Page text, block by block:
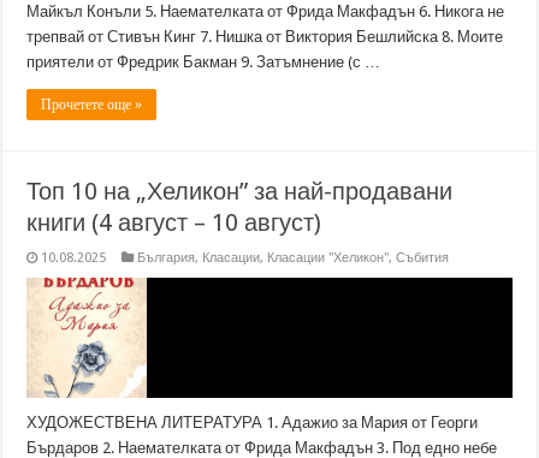
Майкъл Конъли 5. Наемателката от Фрида Макфадън 6. Никога не
трепвай от Стивън Кинг 7. Нишка от Виктория Бешлийска 8. Моите
приятели от Фредрик Бакман 9. Затъмнение (с …
Прочетете още »
Топ 10 на „Хеликон” за най-продавани
книги (4 август – 10 август)
10.08.2025 България, Класации, Класации "Хеликон",Събития
ХУДОЖЕСТВЕНА ЛИТЕРАТУРА 1. Адажио за Мария от Георги
Бърдаров 2. Наемателката от Фрида Макфадън 3. Под едно небе